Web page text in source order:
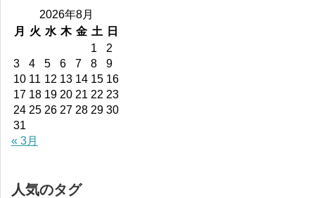
2026年8月
月
火 水 木 金 土
日
1
2
3
4 5 6 7 8
9
10 11 12 13 14 15 16
17 18 19 20 21 22 23
24 25 26 27 28 29 30
31
« 3月
人気のタグ